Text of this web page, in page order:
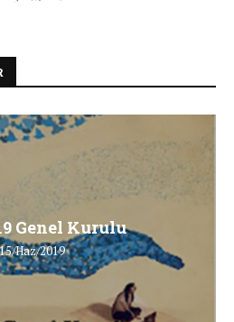
Genel Kurulu
Haz/2019